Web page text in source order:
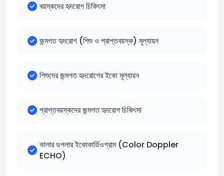
বয়স্কদের হৃদরোগ চিকিৎসা
জন্মগত হৃদরোগ (শিশু ও প্রাপ্তবয়স্ক) মূল্যায়ন
শিশুদের জন্মগত হৃদরোগের ইকো মূল্যায়ন
প্রাপ্তবয়স্কদের জন্মগত হৃদরোগ চিকিৎসা
কালার ডপলার ইকোকার্ডিওগ্রাম (Color Doppler
ECHO)